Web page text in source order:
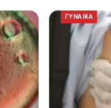
ΓΥΝΑΙΚΑ